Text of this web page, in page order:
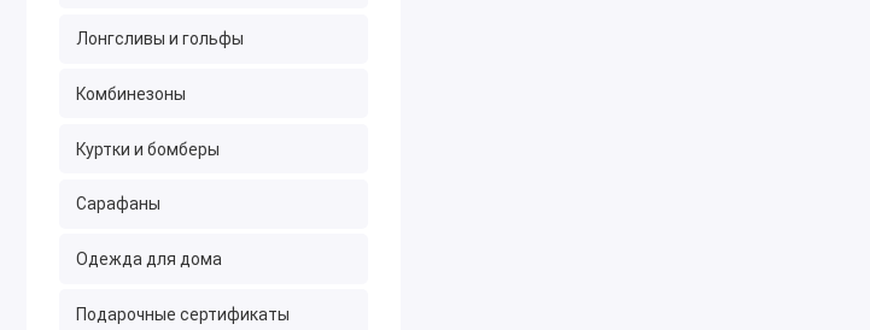
Лонгсливы и гольфы
Комбинезоны
Куртки и бомберы
Сарафаны
Одежда для дома
Подарочные сертификаты